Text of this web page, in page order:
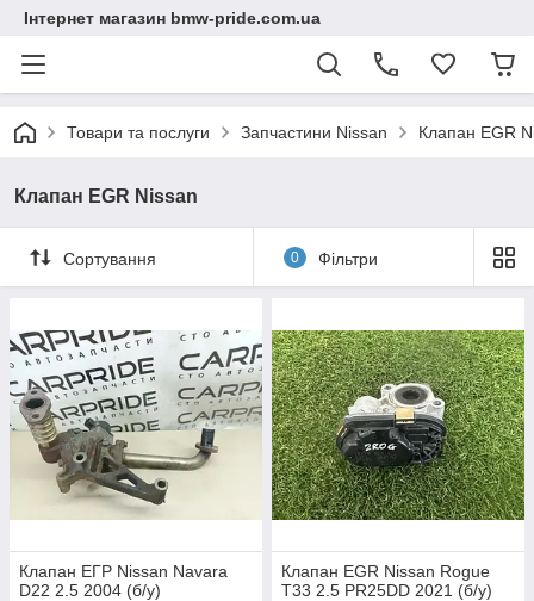
Інтернет магазин bmw-pride.com.ua
Товари та послуги Запчастини Nissan Клапан EGR
Клапан EGR Nissan
Сортування 0 Фільтри
Клапан ЕГР Nissan Navara
D22 2.5 2004 (б/у)
Клапан EGR Nissan Rogue
T33 2.5 PR25DD 2021 (б/у)